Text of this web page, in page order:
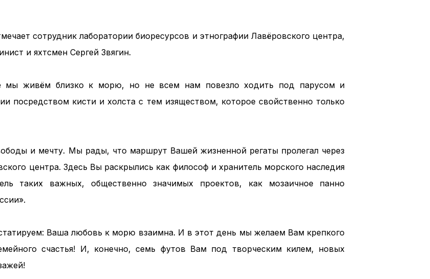
сотрудник лаборатории биоресурсов и этнографии Лавёровского центра,
и яхтсмен Сергей Звягин.
мы живём близко к морю, но не всем нам повезло ходить под парусом и
посредством кисти и холста с тем изяществом, которое свойственно только
и мечту. Мы рады, что маршрут Вашей жизненной регаты пролегал через
центра. Здесь Вы раскрылись как философ и хранитель морского наследия
таких важных, общественно значимых проектов, как мозаичное панно
Ваша любовь к морю взаимна. И в этот день мы желаем Вам крепкого
счастья! И, конечно, семь футов Вам под творческим килем, новых